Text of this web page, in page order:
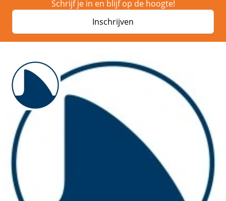
Schrijf je in en blijf op de hoogte!
Inschrijven